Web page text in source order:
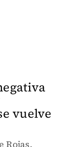
vuelve
Rojas,